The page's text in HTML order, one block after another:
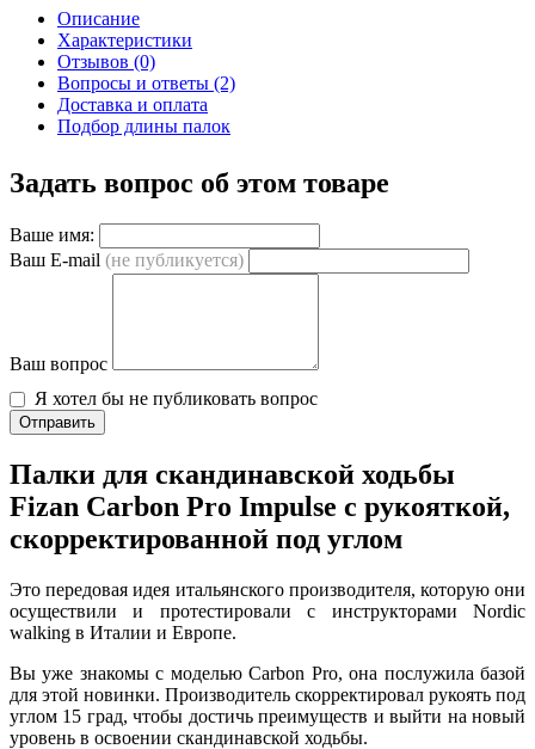
Описание
Характеристики
Отзывов (0)
Вопросы и ответы (2)
Доставка и оплата
Подбор длины палок
Задать вопрос об этом товаре
Ваше имя:
Ваш E-mail (не публикуется)
Ваш вопрос
Я хотел бы не публиковать вопрос
Отправить
Палки для скандинавской ходьбы
Fizan Carbon Pro Impulse с рукояткой,
скорректированной под углом
Это передовая идея итальянского производителя, которую они
осуществили и протестировали с инструкторами Nordic
walking в Италии и Европе.
Вы уже знакомы с моделью Carbon Pro, она послужила базой
для этой новинки. Производитель скорректировал рукоять под
углом 15 град, чтобы достичь преимуществ и выйти на новый
уровень в освоении скандинавской ходьбы.